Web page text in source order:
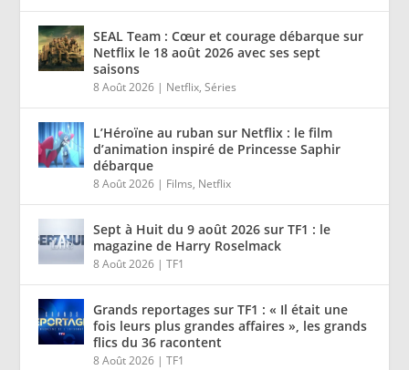
SEAL Team : Cœur et courage débarque sur
Netflix le 18 août 2026 avec ses sept
saisons
8 Août 2026 | Netflix,Séries
L’Héroïne au ruban sur Netflix : le film
d’animation inspiré de Princesse Saphir
débarque
8 Août 2026 | Films, Netflix
Sept à Huit du 9 août 2026 sur TF1 : le
magazine de Harry Roselmack
8 Août 2026 |TF1
Grands reportages sur TF1 : « Il était une
fois leurs plus grandes affaires », les grands
flics du 36 racontent
8 Août 2026 |TF1